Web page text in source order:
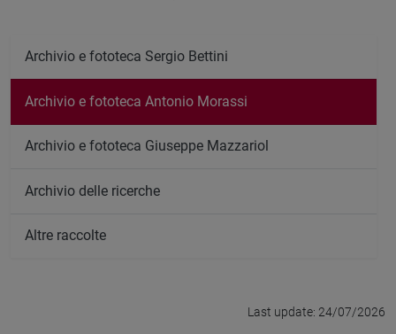
Archivio e fototeca Sergio Bettini
Archivio e fototeca Antonio Morassi
Archivio e fototeca Giuseppe Mazzariol
Archivio delle ricerche
Altre raccolte
Last update: 24/07/2026